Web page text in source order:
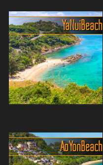
Phukets: Kata Yai und Kata
Noi. Diese idyllischen
Strände bieten eine perfekte
Kombination aus
kristallklarem Wasser,
weichem Sand und einer
ruhigen A...
Ya Nui Beach in Phuket ist
ein malerischer
Küstenabschnitt, bekannt
Ya Nui Beach
Ao Yon Beach